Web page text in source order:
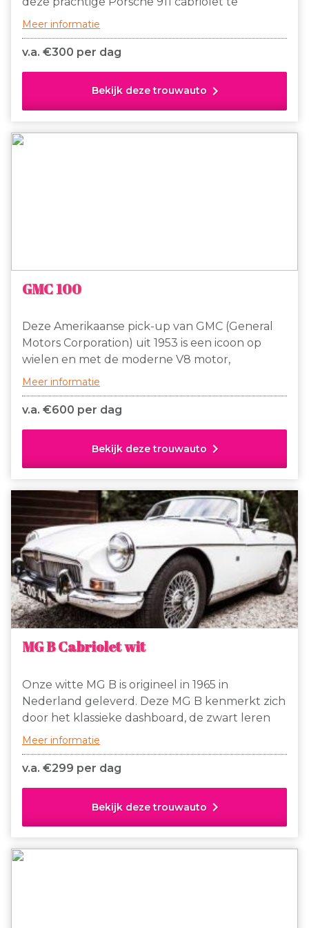
gebruiken als trouwauto!
Meer informatie
v.a. €300 per dag
Bekijk deze trouwautochevron_right
GMC 100
Deze Amerikaanse pick-up van GMC (General
Motors Corporation) uit 1953 is een icoon op
wielen en met de moderne V8 motor,
automatische versnellingsbak en
airconditioning rijd je veilig en comfortabel op
jullie trouwdag.
Meer informatie
v.a. €600 per dag
Bekijk deze trouwautochevron_right
MG B Cabriolet wit
Onze witte MG B is origineel in 1965 in
Nederland geleverd. Deze MG B kenmerkt zich
door het klassieke dashboard, de zwart leren
stoelen, welke voorzien zijn van witte bies, de
spaakvelgen, originele chromen bumpers en
het chromen kofferrekje waarop een leuke
Meer informatie
v.a. €299 per dag
Bekijk deze trouwautochevron_right